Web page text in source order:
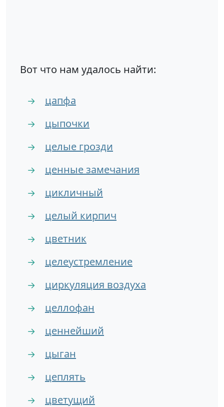
Вот что нам удалось найти:
→ цапфа
→ цыпочки
→ целые грозди
→ ценные замечания
→ цикличный
→ целый кирпич
→ цветник
→ целеустремление
→ циркуляция воздуха
→ целлофан
→ ценнейший
→ цыган
→ цеплять
→ цветущий